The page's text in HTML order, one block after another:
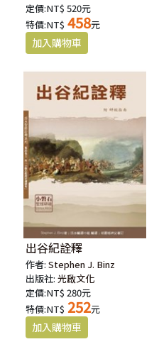
定價:NT$ 520元
特價:NT$ 458元
出谷紀詮釋
作者:Stephen J. Binz
出版社:光啟文化
定價:NT$ 280元
特價:NT$ 252元